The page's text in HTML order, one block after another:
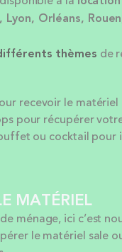
Lyon, Orléans,
thèmes de
recevoir le
pour récupérer
ou cocktail pour
MATÉRIEL
ménage, ici c’est
le matériel sale